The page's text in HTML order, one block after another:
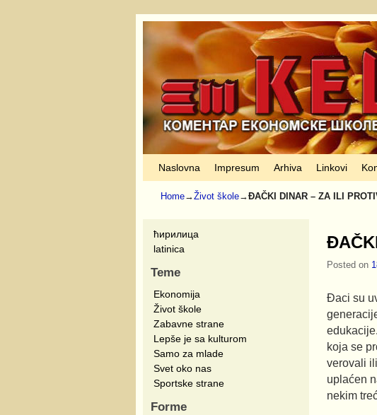
Naslovna Impresum Arhiva Linkovi
Home→Život škole→ĐAČKI DINAR – ZA ILI
ћирилица
latinica
Teme
Ekonomija
Život škole
Zabavne strane
Lepše je sa kulturom
Samo za mlade
Svet oko nas
Sportske strane
Forme
Posted on
Đaci su
koja se
verovali
uplaćen
nekim